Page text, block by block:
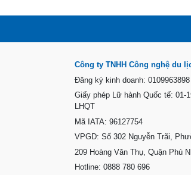
Công ty TNHH Công nghệ du
Đăng ký kinh doanh: 0109963898
Giấy phép Lữ hành Quốc tế: 01-
LHQT
Mã IATA: 96127754
VPGD: Số 302 Nguyễn Trãi,
209 Hoàng Văn Thụ, Quận Phú
Hotline: 0888 780 696